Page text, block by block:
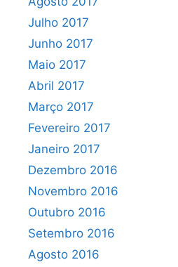
Julho 2017
Junho 2017
Maio 2017
Abril 2017
Março 2017
Fevereiro 2017
Janeiro 2017
Dezembro 2016
Novembro 2016
Outubro 2016
Setembro 2016
Agosto 2016